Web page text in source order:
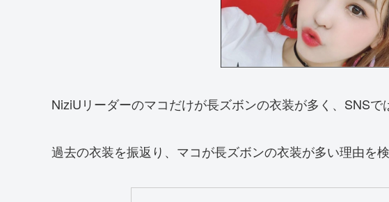
NiziUリーダーのマコだけが長ズボンの衣装が多く、SNSで
過去の衣装を振返り、マコが長ズボンの衣装が多い理由を検